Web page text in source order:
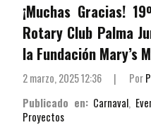
¡Muchas Gracias!
Rotary Club Palma
la Fundación Mary’s
2 marzo, 2025 12:36 | Por
Publicado en: Carnaval,
Proyectos